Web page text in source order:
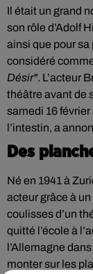
Il était un grand
son rôle d’Adolf
ainsi que pour
considéré
Désir". L’acteur
théâtre avant de
samedi 16 février
l’intestin, a
Des
Né en 1941 à
acteur grâce à
coulisses d’un
quitté l’école à
l’Allemagne
monter sur les